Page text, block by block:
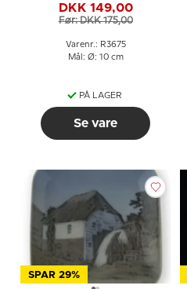
DKK 149,00
Før: DKK 175,00
Varenr.: R3675
Mål: Ø: 10 cm
PÅ LAGER
Se vare
SPAR 29%